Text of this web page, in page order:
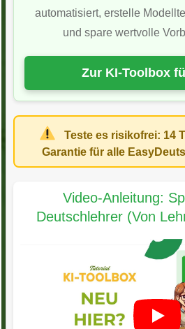
automatisiert, erstelle
und spare wertvolle
Zur KI-Toolbox
Teste es risikofrei: 14
Garantie für alle
Video-Anleitung:
Deutschlehrer (Von